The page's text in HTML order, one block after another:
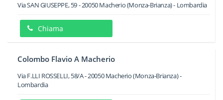
Via SAN GIUSEPPE, 59-20050Macherio(Monza-Brianza) - Lombardia
Chiama
Colombo Flavio A Macherio
Via F.LLI ROSSELLI, 58/A-20050 Macherio(Monza-Brianza) -
Lombardia